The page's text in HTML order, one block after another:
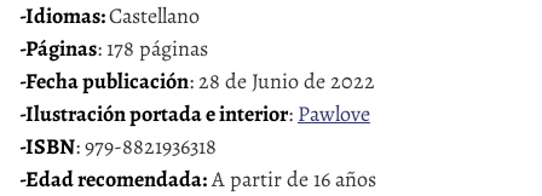
-Idiomas:Castellano
-Páginas: 178 páginas
-Fecha publicación: 28 de Junio de 2022
-Ilustración portada e interior: Pawlove
-ISBN: 979-8821936318
-Edad recomendada:A partir de 16 años